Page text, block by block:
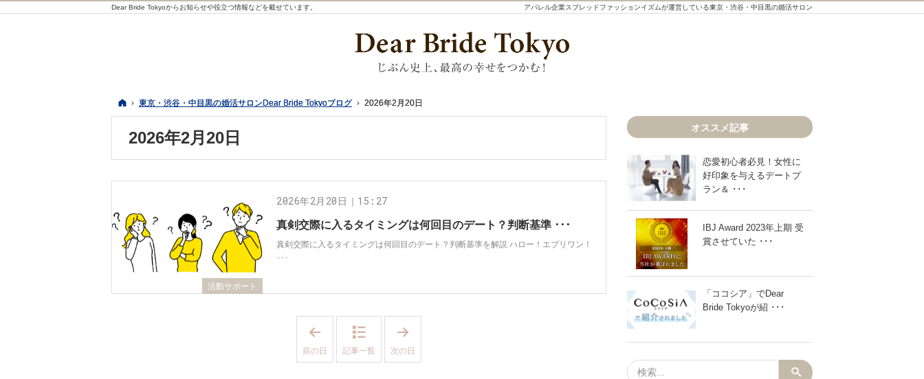
ホーム
東京・渋谷・中目黒の婚活サロンDear Bride Tokyoブログ 2026年2月20日
2026年2月20日
アパレル企業スプレッドファッションイズムが運営している東京・渋谷・中目黒の婚活サロン
Dear Bride Tokyoからお知らせや役立つ情報などを載せています。
活動サポート
真剣交際に入るタイミングは何回目のデート？判断基準 ･･･
2026年2月20日｜15:27
真剣交際に入るタイミングは何回目のデート？判断基準を解説 ハロー！エブリワン！
･･･
6
前の日 記事一覧
6
次の日
オススメ記事
恋愛初心者必見！女性に
好印象を与えるデートプ
ラン＆ ･･･
IBJ Award 2023年上期 受
賞させていた ･･･
「ココシア」でDear
Bride Tokyoが紹 ･･･
ホーム
東京・渋谷・中目黒の婚活サロンDear Bride Tokyoブログ 2026年2月20日